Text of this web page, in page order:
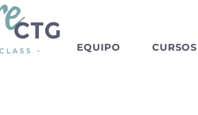
EQUIPO CURSOS